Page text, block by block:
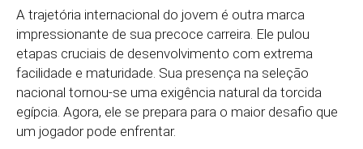
A trajetória internacional do jovem é outra marca
impressionante de sua precoce carreira. Ele pulou
etapas cruciais de desenvolvimento com extrema
facilidade e maturidade. Sua presença na seleção
nacional tornou-se uma exigência natural da torcida
egípcia. Agora, ele se prepara para o maior desafio que
um jogador pode enfrentar.